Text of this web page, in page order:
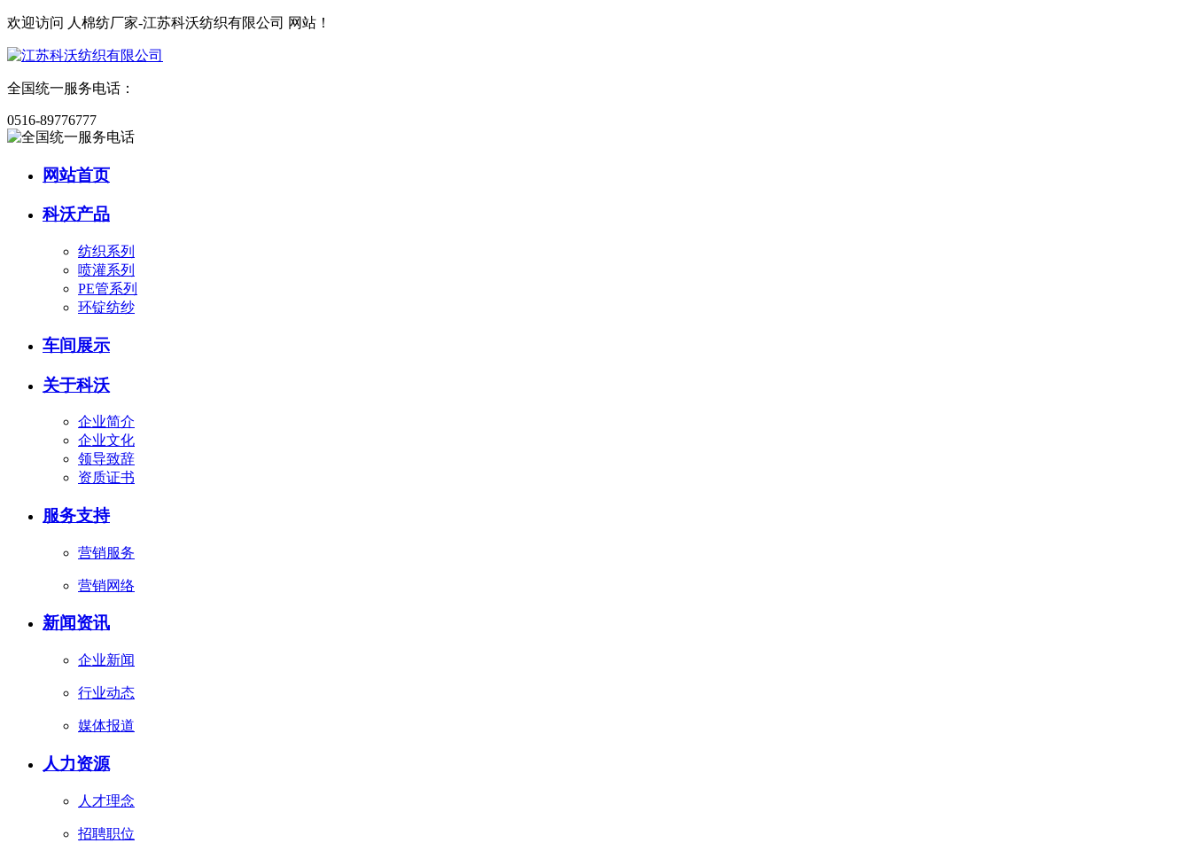
欢迎访问 人棉纺厂家-江苏科沃纺织有限公司 网站！
全国统一服务电话：
0516-89776777
网站首页
科沃产品
纺织系列
喷灌系列
PE管系列
环锭纺纱
车间展示
关于科沃
企业简介
企业文化
领导致辞
资质证书
服务支持
营销服务
营销网络
新闻资讯
企业新闻
行业动态
媒体报道
人力资源
人才理念
招聘职位